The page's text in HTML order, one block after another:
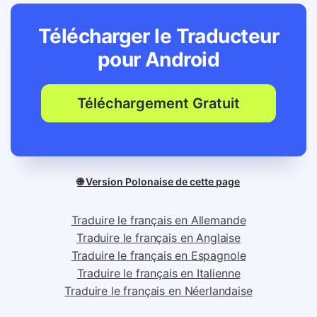
Télécharger le Traducteur
pourAndroid
Téléchargement Gratuit
🌐 Version Polonaise de cette page
Traduire le français en Allemande
Traduire le français en Anglaise
Traduire le français en Espagnole